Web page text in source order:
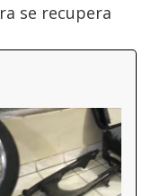
se recupera